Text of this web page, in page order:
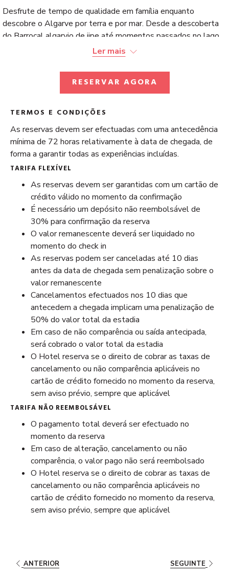
Desfrute de tempo de qualidade em família enquanto
descobre o Algarve por terra e por mar. Desde a descoberta
do Barrocal algarvio de jipe até momentos passados no lago
ou no mar, esta estadia foi criada a pensar em experiências ao
ar livre para todas as idades.
Com o seu Magnolia Cottage como base, haverá também
Alojamento num Magnolia Cottage por um mínimo de
cinco noites
Experiência de jipe pelo Algarve
Actividades no lago com almoço na Casa do Lago
Passeio de barco com partida da Marina de Vilamoura
Utilização gratuita de bicicletas para explorar o Parque
Natural da Ria Formosa
Tour de bicicleta guiado mediante pedido
Desde 3060€
Ler mais
RESERVAR AGORA
TERMOS E CONDIÇÕES
As reservas devem ser efectuadas com uma antecedência
mínima de 72 horas relativamente à data de chegada, de
forma a garantir todas as experiências incluídas.
TARIFA FLEXÍVEL
As reservas devem ser garantidas com um cartão de
crédito válido no momento da confirmação
É necessário um depósito não reembolsável de
30% para confirmação da reserva
O valor remanescente deverá ser liquidado no
momento do check in
As reservas podem ser canceladas até 10 dias
antes da data de chegada sem penalização sobre o
valor remanescente
Cancelamentos efectuados nos 10 dias que
antecedem a chegada implicam uma penalização de
50% do valor total da estadia
Em caso de não comparência ou saída antecipada,
será cobrado o valor total da estadia
O Hotel reserva se o direito de cobrar as taxas de
cancelamento ou não comparência aplicáveis no
cartão de crédito fornecido no momento da reserva,
sem aviso prévio, sempre que aplicável
TARIFA NÃO REEMBOLSÁVEL
O pagamento total deverá ser efectuado no
momento da reserva
Em caso de alteração, cancelamento ou não
comparência, o valor pago não será reembolsado
O Hotel reserva se o direito de cobrar as taxas de
cancelamento ou não comparência aplicáveis no
cartão de crédito fornecido no momento da reserva,
sem aviso prévio, sempre que aplicável
ANTERIOR SEGUINTE